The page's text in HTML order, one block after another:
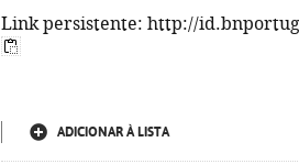
Link persistente: http://
ADICIONAR À LISTA